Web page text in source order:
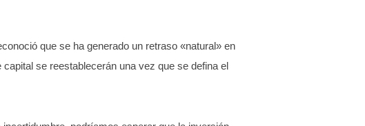
que se ha generado un retraso «natural» en
se reestablecerán una vez que se defina el